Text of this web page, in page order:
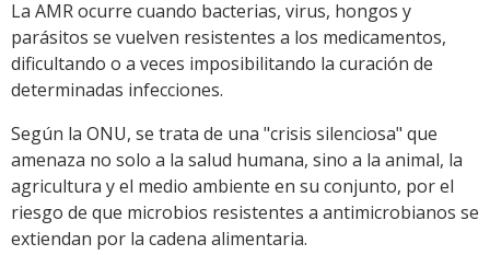
La AMR ocurre cuando bacterias, virus, hongos y
parásitos se vuelven resistentes a los medicamentos,
dificultando o a veces imposibilitando la curación de
determinadas infecciones.
Según la ONU, se trata de una "crisis silenciosa" que
amenaza no solo a la salud humana, sino a la animal, la
agricultura y el medio ambiente en su conjunto, por el
riesgo de que microbios resistentes a antimicrobianos se
extiendan por la cadena alimentaria.